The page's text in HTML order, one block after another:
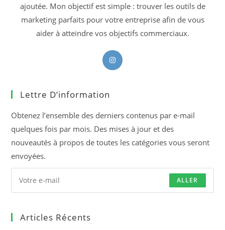
ajoutée. Mon objectif est simple : trouver les outils de
marketing parfaits pour votre entreprise afin de vous
aider à atteindre vos objectifs commerciaux.
S’ouvre
Lettre D’information
Obtenez l’ensemble des derniers contenus par e-mail
quelques fois par mois. Des mises à jour et des
nouveautés à propos de toutes les catégories vous seront
envoyées.
ALLER
Articles Récents